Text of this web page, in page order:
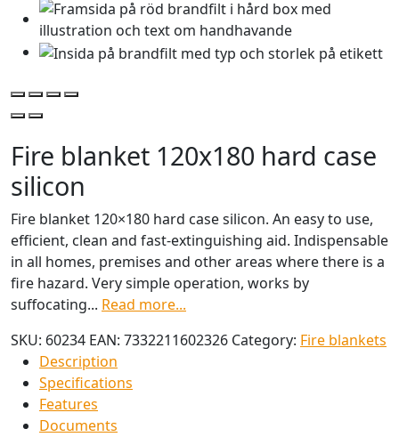
Fire blanket 120x180 hard case
silicon
Fire blanket 120×180 hard case silicon. An easy to use,
efficient, clean and fast-extinguishing aid. Indispensable
in all homes, premises and other areas where there is a
fire hazard. Very simple operation, works by
suffocating... Read more...
SKU: 60234 EAN: 7332211602326 Category: Fire blankets
Description
Specifications
Features
Documents